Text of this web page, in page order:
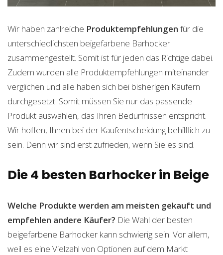
Wir haben zahlreiche Produktempfehlungen für die
unterschiedlichsten beigefarbene Barhocker
zusammengestellt. Somit ist für jeden das Richtige dabei.
Zudem wurden alle Produktempfehlungen miteinander
verglichen und alle haben sich bei bisherigen Käufern
durchgesetzt. Somit müssen Sie nur das passende
Produkt auswählen, das Ihren Bedürfnissen entspricht.
Wir hoffen, Ihnen bei der Kaufentscheidung behilflich zu
sein. Denn wir sind erst zufrieden, wenn Sie es sind.
Die 4 besten Barhocker in Beige
Welche Produkte werden am meisten gekauft und
empfehlen andere Käufer? Die Wahl der besten
beigefarbene Barhocker kann schwierig sein. Vor allem,
weil es eine Vielzahl von Optionen auf dem Markt